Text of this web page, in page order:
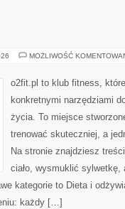
MOŻLIWOŚĆ
o2fit.pl to klub fitness,
konkretnymi narzędziami
życia. To miejsce
trenować skuteczniej, a
Na stronie znajdziesz
ciało, wysmuklić sylwetkę,
kategorie to Dieta i
każdy […]